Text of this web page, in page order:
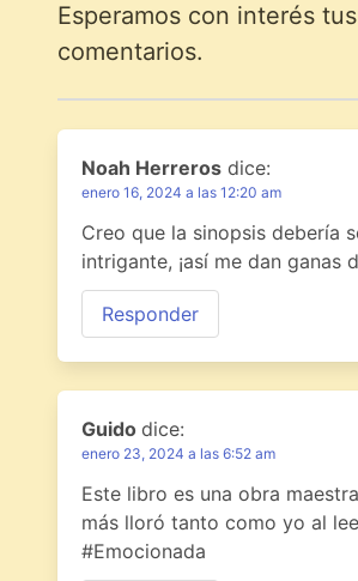
Esperamos con interés tus
comentarios.
Noah Herreros dice:
enero 16, 2024 a las 12:20 am
Creo que la sinopsis debería
intrigante, ¡así me dan ganas
Responder
Guido dice:
enero 23, 2024 a las 6:52 am
Este libro es una obra
más lloró tanto como yo al
#Emocionada